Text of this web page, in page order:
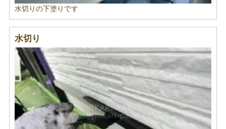
水切りの下塗りです
水切り